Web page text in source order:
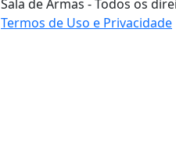
Sala de Armas - Todos os
Termos de Uso e Privacidade